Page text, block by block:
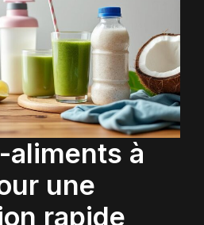
aliments à
une
rapide